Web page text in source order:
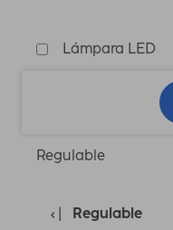
Lámpara LED
Regulable
Regulable